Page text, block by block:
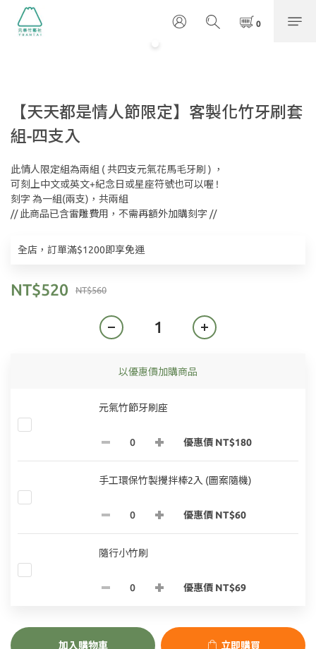
【天天都是情人節限定】客製化竹牙刷套
組-四支入
此情人限定組為兩組 ( 共四支元氣花馬毛牙刷 ) ，
可刻上中文或英文+紀念日或星座符號也可以喔 !
刻字 為一組(兩支)，共兩組
// 此商品已含雷雕費用，不需再額外加購刻字 //
全店，訂單滿$1200即享免運
NT$560
NT$520
以優惠價加購商品
元氣竹節牙刷座
優惠價 NT$180
手工環保竹製攪拌棒2入 (圖案隨機)
優惠價 NT$60
隨行小竹刷
優惠價 NT$69
加入購物車 立即購買